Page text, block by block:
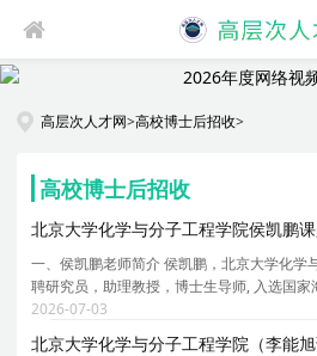
高层次人才网>高校博士后招收>
高校博士后招收
北京大学化学与分子工程学院侯凯鹏
一、侯凯鹏老师简介 侯凯鹏，北京大学化学
聘研究员，助理教授，博士生导师, 入选国家
科及硕士阶段就读于苏州大学新加坡国立大
郎建平教授、鲍晓光教授与 Wai Yip Fan 教
2026-07-03